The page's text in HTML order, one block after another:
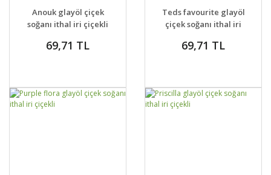
DETAYLAR
VER
Anouk glayöl çiçek
soğanı ithal iri çiçekli
69,71 TL
DETAYLAR
VER
Teds favourite glayöl
çiçek soğanı ithal iri
69,71 TL